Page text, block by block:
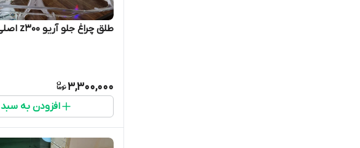
طلق چراغ جلو آریو z300 اصلی
3,300,000
افزودن به سبد